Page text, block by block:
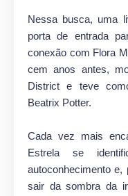
Nessa busca, uma
porta de entrada
conexão com Flora
cem anos antes,
District e teve
Beatrix Potter.
Cada vez mais
Estrela se
autoconhecimento
sair da sombra da